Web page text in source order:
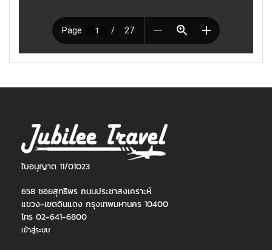
ใบอนุญาต 11/01023
658 ซอยสุทธิพร ถนนประชาสงเคราะห์
แขวง-เขตดินแดง กรุงเทพมหานคร 10400
โทร 02-641-6800
เข้าสู่ระบบ